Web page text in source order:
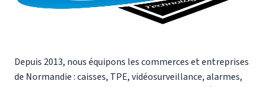
Depuis 2013, nous équipons les commerces et entreprises
de Normandie : caisses, TPE, vidéosurveillance, alarmes,